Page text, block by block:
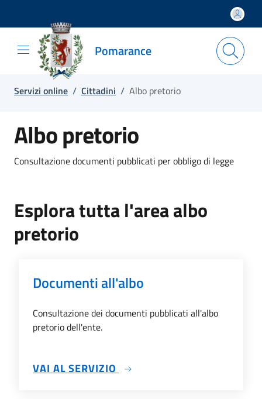
Salta e vai al contenuto
Salta e vai al footer
Pomarance
Servizi online / Cittadini / Albo pretorio
Albo pretorio
Consultazione documenti pubblicati per obbligo di legge
Esplora tutta l'area albo
pretorio
Documenti all'albo
Consultazione dei documenti pubblicati all'albo
pretorio dell'ente.
VAI AL SERVIZIO SU DOCUMENTI ALL'ALBO